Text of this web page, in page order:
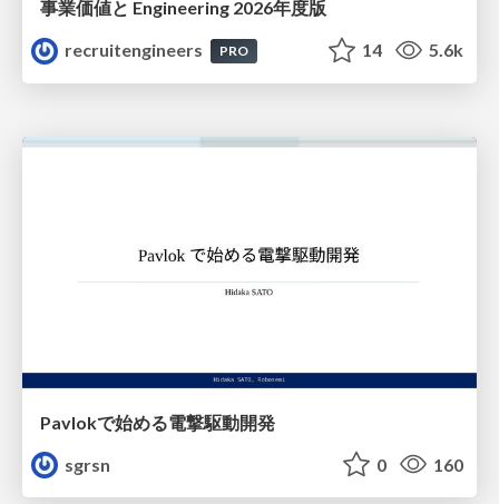
事業価値と Engineering 2026年度版
recruitengineers
PRO 14 5.6k
Pavlokで始める電撃駆動開発
sgrsn
0 160